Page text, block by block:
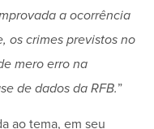
a ocorrência
os crimes previstos no
mero erro na
de dados da RFB.”
ao tema, em seu